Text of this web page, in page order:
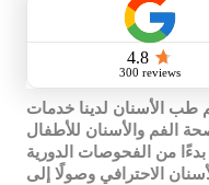
الصحية الأولية - بني ياس
الطبي - الشهامة
طب الأسنان لدينا خدمات
الفم والأسنان للأطفال
بدءًا من الفحوصات الدورية
الاحترافي وصولًا إلى